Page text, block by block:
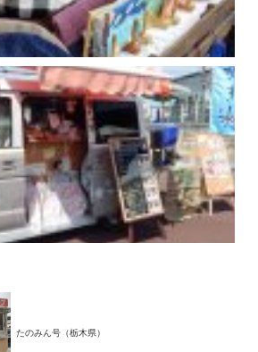
たのみん号（栃木県）